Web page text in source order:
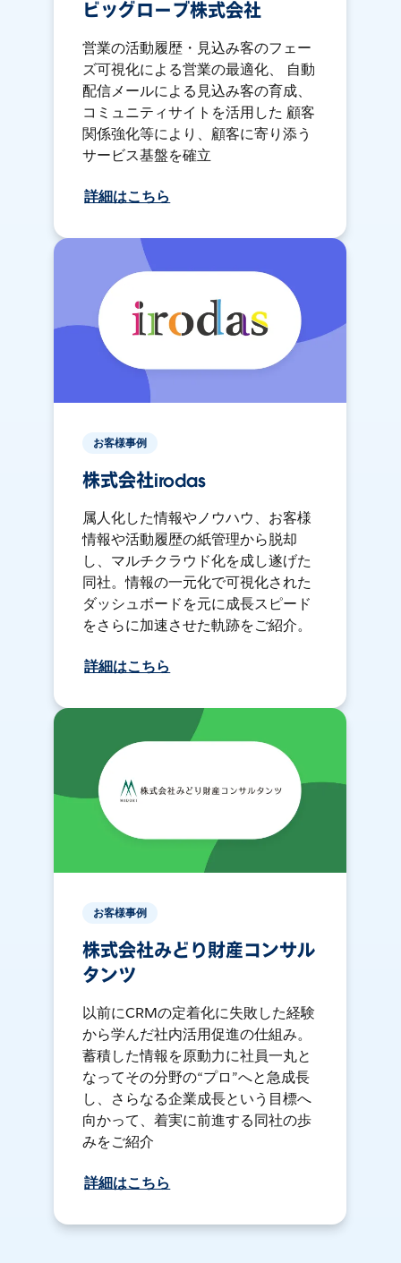
ビッグローブ株式会社
営業の活動履歴・見込み客のフェー
ズ可視化による営業の最適化、 自動
配信メールによる見込み客の育成、
コミュニティサイトを活用した 顧客
関係強化等により、顧客に寄り添う
サービス基盤を確立
詳細はこちら
お客様事例
株式会社irodas
属人化した情報やノウハウ、お客様
情報や活動履歴の紙管理から脱却
し、マルチクラウド化を成し遂げた
同社。情報の一元化で可視化された
ダッシュボードを元に成長スピード
をさらに加速させた軌跡をご紹介。
詳細はこちら
お客様事例
株式会社みどり財産コンサル
タンツ
以前にCRMの定着化に失敗した経験
から学んだ社内活用促進の仕組み。
蓄積した情報を原動力に社員一丸と
なってその分野の“プロ”へと急成長
し、さらなる企業成長という目標へ
向かって、着実に前進する同社の歩
みをご紹介
詳細はこちら